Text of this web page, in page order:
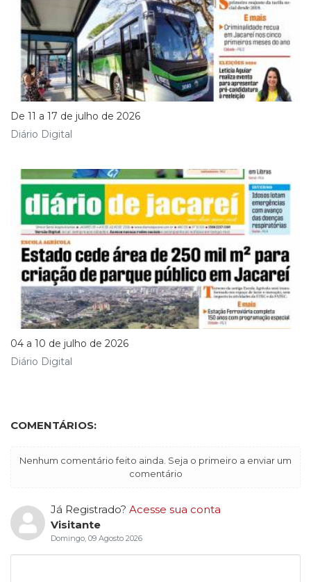
De 11 a 17 de julho de 2026
Diário Digital
04 a 10 de julho de 2026
Diário Digital
COMENTÁRIOS:
Nenhum comentário feito ainda. Seja o primeiro a enviar um
comentário
Já Registrado? Acesse sua conta
Visitante
Domingo, 09 Agosto 2026